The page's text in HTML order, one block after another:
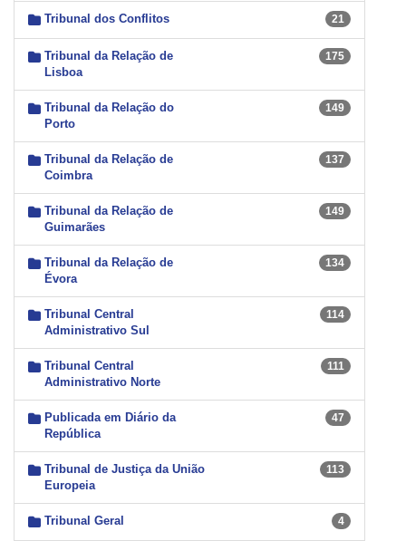
Tribunal dos Conflitos 21
Tribunal da Relação de
Lisboa
175
Tribunal da Relação do
Porto
149
Tribunal da Relação de
Coimbra
137
Tribunal da Relação de
Guimarães
149
Tribunal da Relação de
Évora
134
Tribunal Central
Administrativo Sul
114
Tribunal Central
Administrativo Norte
111
Publicada em Diário da
República
47
Tribunal de Justiça da União
Europeia
113
Tribunal Geral 4